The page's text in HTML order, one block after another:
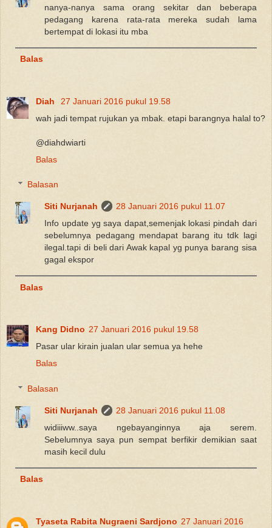
nanya-nanya sama orang sekitar dan beberapa
pedagang karena rata-rata mereka sudah lama
bertempat di lokasi itu mba
Balas
Diah
27 Januari 2016 pukul 19.58
wah jadi tempat rujukan ya mbak. etapi barangnya halal to?
@diahdwiarti
Balas
Balasan
Siti Nurjanah
28 Januari 2016 pukul 11.07
Info update yg saya dapat,semenjak lokasi pindah dari
sebelumnya pedagang mendapat barang itu tdk lagi
ilegal.tapi di beli dari Awak kapal yg punya barang sisa
gagal ekspor
Balas
Kang Didno 27 Januari 2016 pukul 19.58
Pasar ular kirain jualan ular semua ya hehe
Balas
Balasan
Siti Nurjanah
28 Januari 2016 pukul 11.08
widiiiww..saya ngebayanginnya aja serem.
Sebelumnya saya pun sempat berfikir demikian saat
masih kecil dulu
Balas
Tyaseta Rabita Nugraeni Sardjono 27 Januari 2016